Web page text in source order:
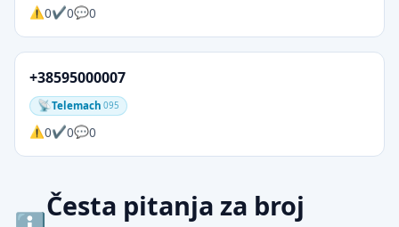
0 0 0
+38595000007
Telemach 095
0 0 0
Česta pitanja za broj